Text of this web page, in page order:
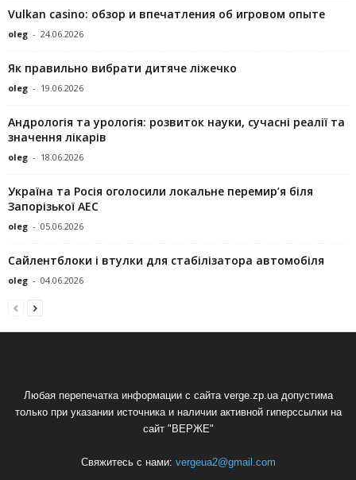
Vulkan casino: обзор и впечатления об игровом опыте
oleg - 24.06.2026
Як правильно вибрати дитяче ліжечко
oleg - 19.06.2026
Андрологія та урологія: розвиток науки, сучасні реалії та
значення лікарів
oleg - 18.06.2026
Україна та Росія оголосили локальне перемир’я біля
Запорізької АЕС
oleg - 05.06.2026
Сайлентблоки і втулки для стабілізатора автомобіля
oleg - 04.06.2026
Любая перепечатка информации с сайта verge.zp.ua допустима
только при указании источника и наличии активной гиперссылки на
сайт "ВЕРЖЕ"
Свяжитесь с нами: vergeua2@gmail.com